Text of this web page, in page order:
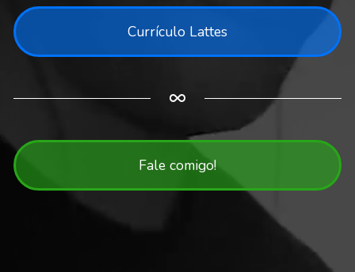
Currículo Lattes
Fale comigo!